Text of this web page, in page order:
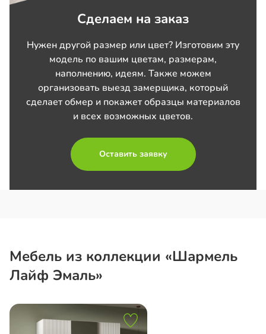
Сделаем на заказ
Нужен другой размер или цвет? Изготовим эту
модель по вашим цветам, размерам,
наполнению, идеям. Также можем
организовать выезд замерщика, который
сделает обмер и покажет образцы материалов
и всех возможных цветов.
Оставить заявку
Мебель из коллекции «Шармель
Лайф Эмаль»